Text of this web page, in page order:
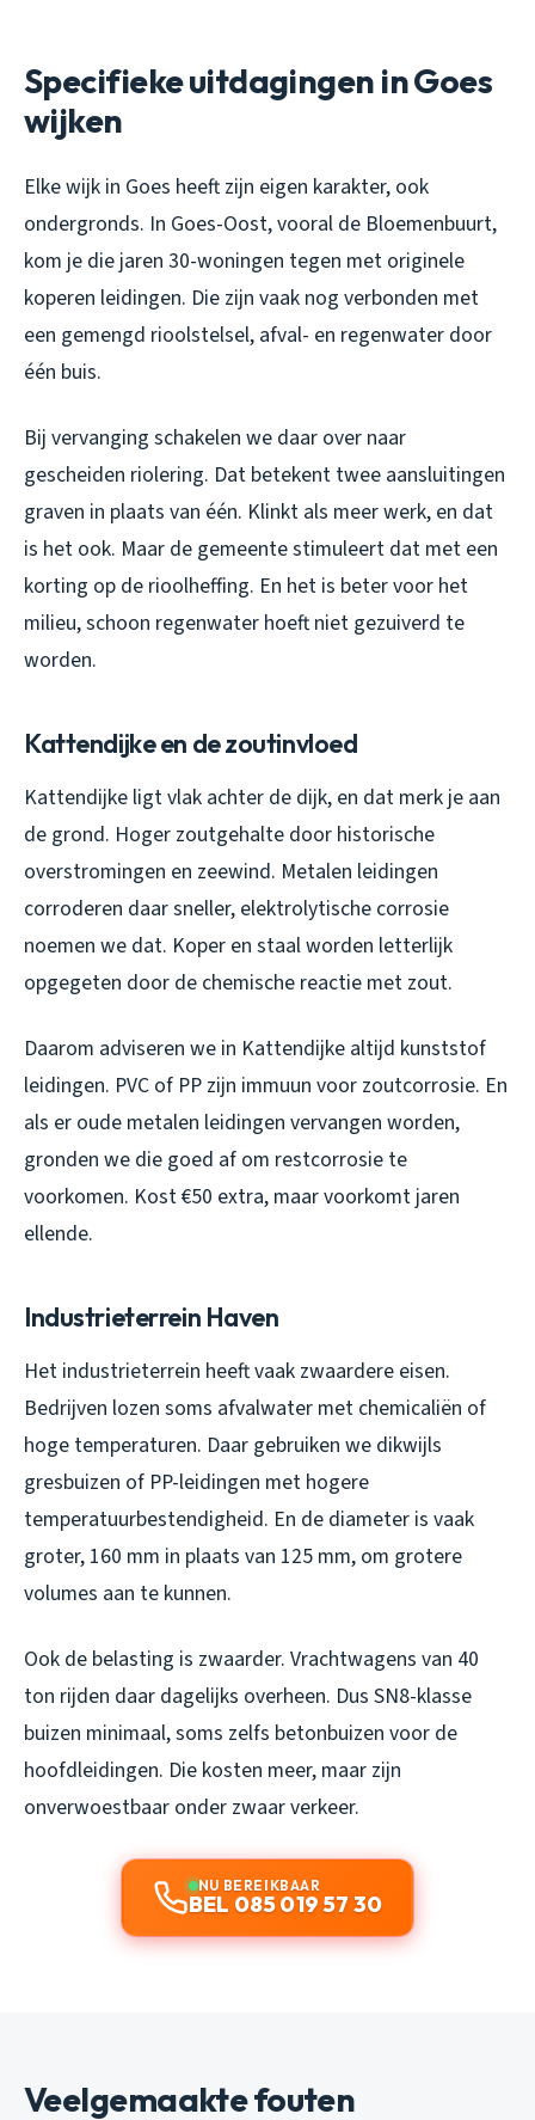
Specifieke uitdagingen in Goes
wijken
Elke wijk in Goes heeft zijn eigen karakter, ook
ondergronds. In Goes-Oost, vooral de Bloemenbuurt,
kom je die jaren 30-woningen tegen met originele
koperen leidingen. Die zijn vaak nog verbonden met
een gemengd rioolstelsel, afval- en regenwater door
één buis.
Bij vervanging schakelen we daar over naar
gescheiden riolering. Dat betekent twee aansluitingen
graven in plaats van één. Klinkt als meer werk, en dat
is het ook. Maar de gemeente stimuleert dat met een
korting op de rioolheffing. En het is beter voor het
milieu, schoon regenwater hoeft niet gezuiverd te
worden.
Kattendijke en de zoutinvloed
Kattendijke ligt vlak achter de dijk, en dat merk je aan
de grond. Hoger zoutgehalte door historische
overstromingen en zeewind. Metalen leidingen
corroderen daar sneller, elektrolytische corrosie
noemen we dat. Koper en staal worden letterlijk
opgegeten door de chemische reactie met zout.
Daarom adviseren we in Kattendijke altijd kunststof
leidingen. PVC of PP zijn immuun voor zoutcorrosie. En
als er oude metalen leidingen vervangen worden,
gronden we die goed af om restcorrosie te
voorkomen. Kost €50 extra, maar voorkomt jaren
ellende.
Industrieterrein Haven
Het industrieterrein heeft vaak zwaardere eisen.
Bedrijven lozen soms afvalwater met chemicaliën of
hoge temperaturen. Daar gebruiken we dikwijls
gresbuizen of PP-leidingen met hogere
temperatuurbestendigheid. En de diameter is vaak
groter, 160 mm in plaats van 125 mm, om grotere
volumes aan te kunnen.
Ook de belasting is zwaarder. Vrachtwagens van 40
ton rijden daar dagelijks overheen. Dus SN8-klasse
buizen minimaal, soms zelfs betonbuizen voor de
hoofdleidingen. Die kosten meer, maar zijn
onverwoestbaar onder zwaar verkeer.
NU BEREIKBAAR
BEL 085 019 57 30
Veelgemaakte fouten